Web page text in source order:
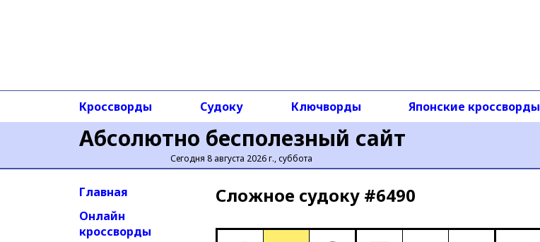
Абсолютно бесполезный сайт
Сегодня 8 августа 2026 г., суббота
Кроссворды Судоку Ключворды Японские кроссворды
Главная
Онлайн
кроссворды
Сложное cудоку #6490